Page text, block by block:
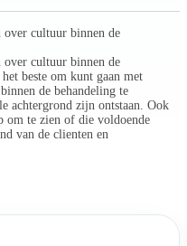
over cultuur binnen de
over cultuur binnen de
beste om kunt gaan met
de behandeling te
achtergrond zijn ontstaan. Ook
om te zien of die voldoende
van de clienten en